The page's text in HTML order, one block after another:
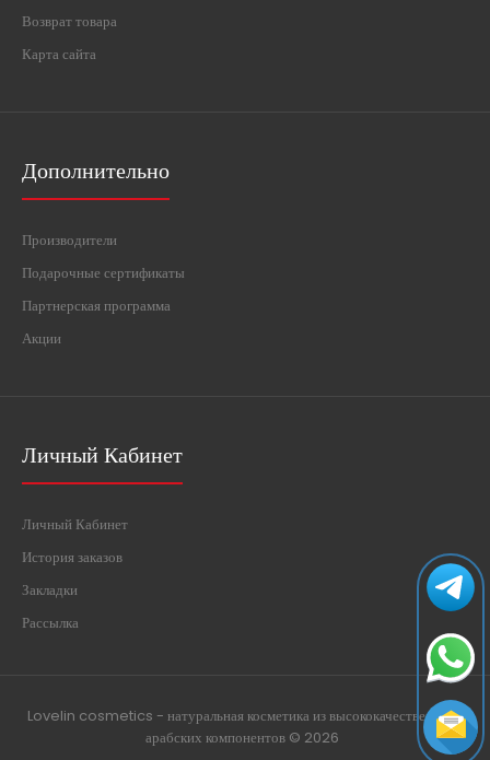
Возврат товара
Карта сайта
Дополнительно
Производители
Подарочные сертификаты
Партнерская программа
Акции
Личный Кабинет
Личный Кабинет
История заказов
Закладки
Рассылка
Lovelin cosmetics - натуральная косметика из высококачественных
арабских компонентов © 2026